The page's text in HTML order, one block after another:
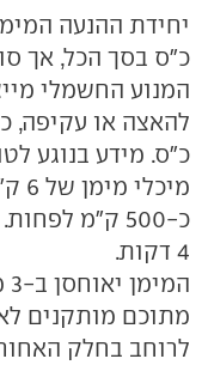
כ"ס בסך הכל, אך
המנוע החשמלי
כ"ס. מידע בנוגע
4 דקות.
מתוכם מותקנים
לרוחב בחלק